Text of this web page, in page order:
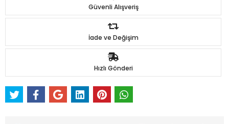
Güvenli Alışveriş
İade ve Değişim
Hızlı Gönderi